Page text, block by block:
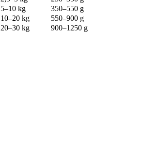
5–10 kg
350–550 g
10–20 kg
550–900 g
20–30 kg
900–1250 g